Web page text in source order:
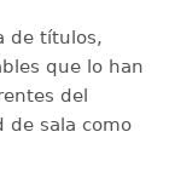
de títulos,
que lo han
del
de sala como